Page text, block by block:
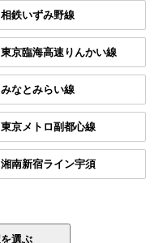
相鉄いずみ野線
東京臨海高速りんかい線
みなとみらい線
東京メトロ副都心線
湘南新宿ライン宇須